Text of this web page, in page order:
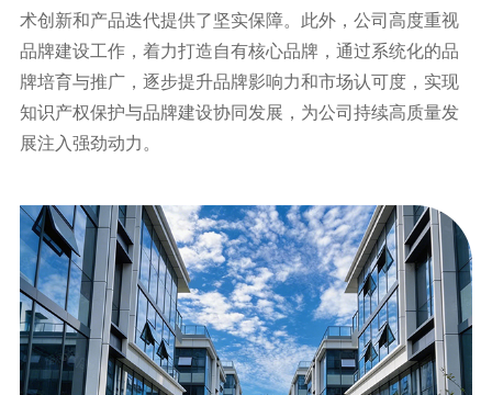
术创新和产品迭代提供了坚实保障。此外，公司高度重视
品牌建设工作，着力打造自有核心品牌，通过系统化的品
牌培育与推广，逐步提升品牌影响力和市场认可度，实现
知识产权保护与品牌建设协同发展，为公司持续高质量发
展注入强劲动力。